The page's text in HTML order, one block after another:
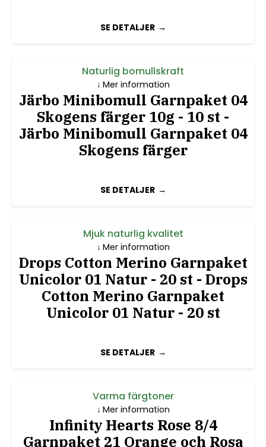
SE DETALJER
Naturlig bomullskraft
Järbo Minibomull Garnpaket 04
Skogens färger 10g - 10 st -
Järbo Minibomull Garnpaket 04
Skogens färger
SE DETALJER
Mer information
Mjuk naturlig kvalitet
Drops Cotton Merino Garnpaket
Unicolor 01 Natur - 20 st - Drops
Cotton Merino Garnpaket
Unicolor 01 Natur - 20 st
SE DETALJER
Mer information
Varma färgtoner
Infinity Hearts Rose 8/4
Garnpaket 21 Orange och Rosa
Mer information